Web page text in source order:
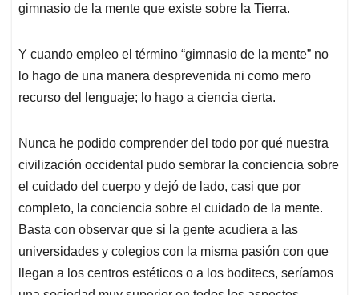
gimnasio de la mente que existe sobre la Tierra.
Y cuando empleo el término “gimnasio de la mente” no
lo hago de una manera desprevenida ni como mero
recurso del lenguaje; lo hago a ciencia cierta.
Nunca he podido comprender del todo por qué nuestra
civilización occidental pudo sembrar la conciencia sobre
el cuidado del cuerpo y dejó de lado, casi que por
completo, la conciencia sobre el cuidado de la mente.
Basta con observar que si la gente acudiera a las
universidades y colegios con la misma pasión con que
llegan a los centros estéticos o a los boditecs, seríamos